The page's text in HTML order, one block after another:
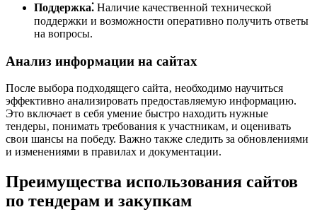
Поддержка⁚ Наличие качественной технической
поддержки и возможности оперативно получить ответы
на вопросы.
Анализ информации на сайтах
После выбора подходящего сайта‚ необходимо научиться
эффективно анализировать предоставляемую информацию.
Это включает в себя умение быстро находить нужные
тендеры‚ понимать требования к участникам‚ и оценивать
свои шансы на победу. Важно также следить за обновлениями
и изменениями в правилах и документации.
Преимущества использования сайтов
по тендерам и закупкам